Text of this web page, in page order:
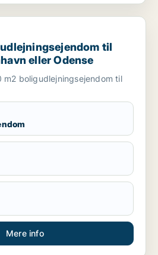
til salg i Storkøbenhavn
til
eller Odense
boligudlejningsejendom til
Mere info